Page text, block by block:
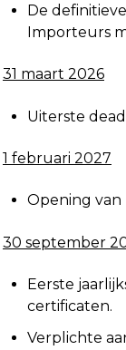
De
Importeurs
31 maart 2026
Uiterste
1 februari 2027
Opening van
30 september
Eerste
certificaten.
Verplichte